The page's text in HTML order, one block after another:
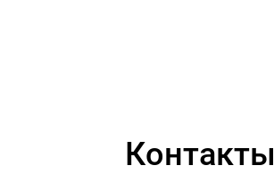
Контакты